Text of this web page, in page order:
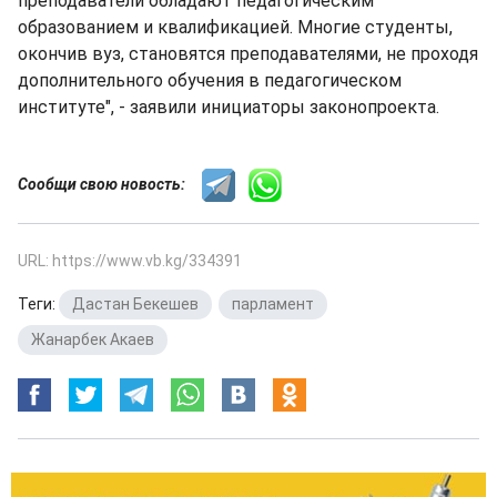
образованием и квалификацией. Многие студенты,
окончив вуз, становятся преподавателями, не проходя
дополнительного обучения в педагогическом
институте", - заявили инициаторы законопроекта.
Сообщи свою новость:
URL: https://www.vb.kg/334391
Теги: Дастан Бекешев парламент
Жанарбек Акаев